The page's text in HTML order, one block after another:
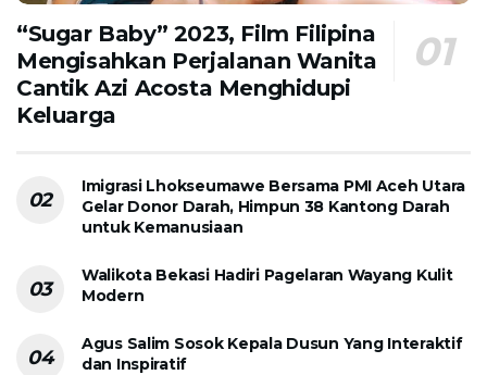
“Sugar Baby” 2023, Film Filipina
Mengisahkan Perjalanan Wanita
Cantik Azi Acosta Menghidupi
Keluarga
Imigrasi Lhokseumawe Bersama PMI Aceh Utara
Gelar Donor Darah, Himpun 38 Kantong Darah
untuk Kemanusiaan
Walikota Bekasi Hadiri Pagelaran Wayang Kulit
Modern
Agus Salim Sosok Kepala Dusun Yang Interaktif
dan Inspiratif